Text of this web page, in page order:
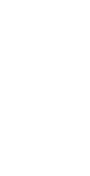
の発揮： 精神的